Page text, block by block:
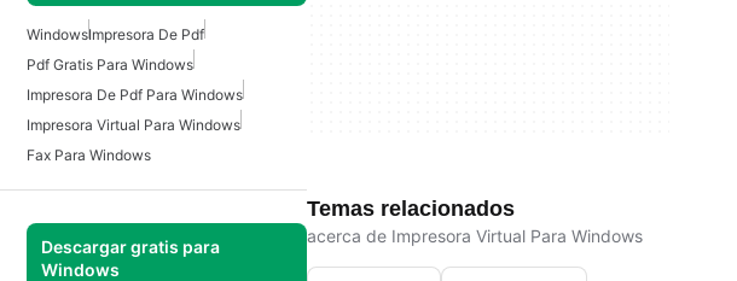
WindowsImpresora De Pdf
Pdf Gratis Para Windows
Impresora De Pdf Para Windows
Impresora Virtual Para Windows
Fax Para Windows
Descargar gratis para
Windows
Temas relacionados
acerca de Impresora Virtual Para Windows